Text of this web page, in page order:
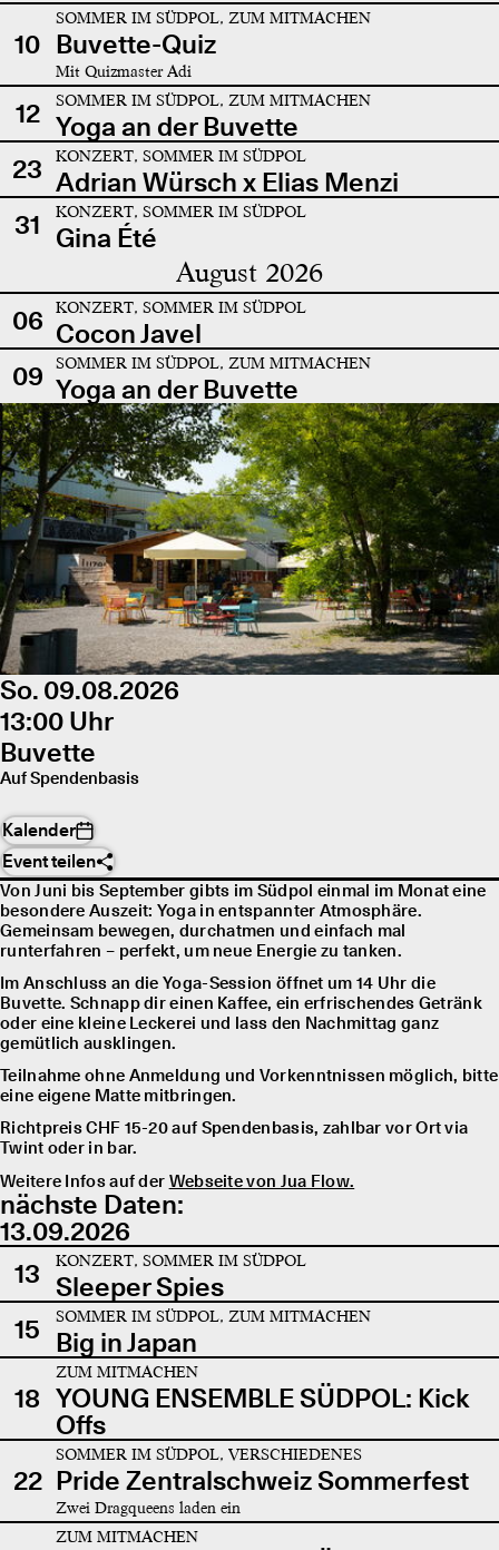
10
SOMMER IM SÜDPOL, ZUM MITMACHEN
Buvette-Quiz
Mit Quizmaster Adi
12 SOMMER IM SÜDPOL, ZUM MITMACHEN
Yoga an der Buvette
23
KONZERT, SOMMER IM SÜDPOL
Adrian Würsch x Elias Menzi
31
KONZERT, SOMMER IM SÜDPOL
Gina Été
August 2026
06 KONZERT, SOMMER IM SÜDPOL
Cocon Javel
09
SOMMER IM SÜDPOL, ZUM MITMACHEN
Yoga an der Buvette
So. 09.08.2026
13:00 Uhr
Buvette
Auf Spendenbasis
Kalender
Event teilen
Von Juni bis September gibts im Südpol einmal im Monat eine
besondere Auszeit: Yoga in entspannter Atmosphäre.
Gemeinsam bewegen, durchatmen und einfach mal
runterfahren – perfekt, um neue Energie zu tanken.
Im Anschluss an die Yoga-Session öffnet um 14 Uhr die
Buvette. Schnapp dir einen Kaffee, ein erfrischendes Getränk
oder eine kleine Leckerei und lass den Nachmittag ganz
gemütlich ausklingen.
Teilnahme ohne Anmeldung und Vorkenntnissen möglich, bitte
eine eigene Matte mitbringen.
Richtpreis CHF 15-20 auf Spendenbasis, zahlbar vor Ort via
Twint oder in bar.
Weitere Infos auf der Webseite von Jua Flow.
nächste Daten:
13.09.2026
13
KONZERT, SOMMER IM SÜDPOL
Sleeper Spies
15
SOMMER IM SÜDPOL, ZUM MITMACHEN
Big in Japan
18
ZUM MITMACHEN
YOUNG ENSEMBLE SÜDPOL: Kick
Offs
22
SOMMER IM SÜDPOL, VERSCHIEDENES
Pride Zentralschweiz Sommerfest
Zwei Dragqueens laden ein
ZUM MITMACHEN